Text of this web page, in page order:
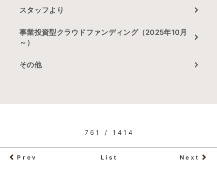
スタッフより
事業投資型クラウドファンディング（2025年10月
～）
その他
761 / 1414
Prev List Next